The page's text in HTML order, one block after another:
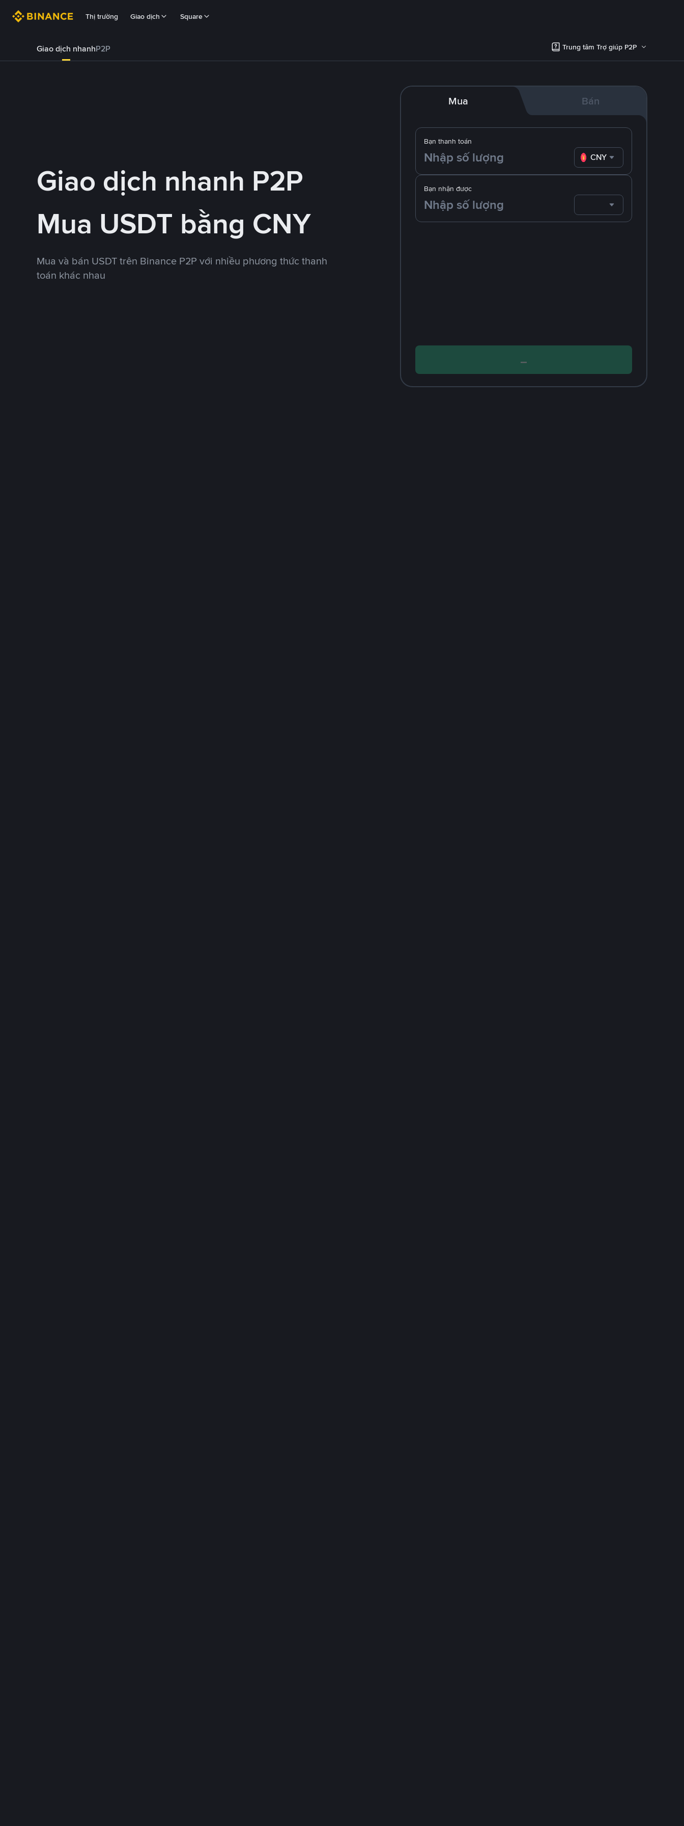
Thị trường Giao dịch Square
Giao dịch nhanhP2P Trung tâm Trợ giúp P2P
Giao dịch nhanh P2P
Mua USDT bằng CNY
Mua và bán USDT trên Binance P2P với nhiều phương thức thanh
toán khác nhau
Mua Bán
Bạn thanh toán
CNY
Bạn nhận được